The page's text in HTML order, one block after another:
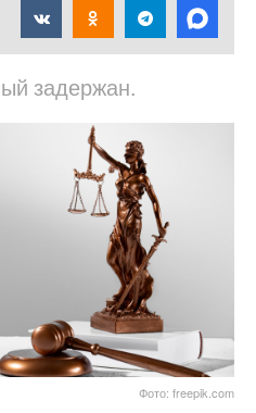
задержан.
Фото: freepik.com